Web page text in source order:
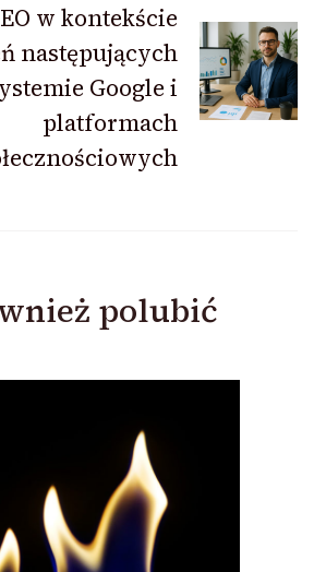
w kontekście
następujących
Google i
platformach
polubić